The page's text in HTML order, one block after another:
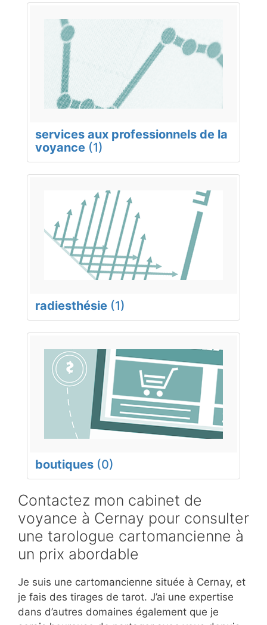
services aux professionnels de la
voyance (1)
radiesthésie (1)
boutiques (0)
Contactez mon cabinet de
voyance à Cernay pour consulter
une tarologue cartomancienne à
un prix abordable
Je suis une cartomancienne située à Cernay, et
je fais des tirages de tarot. J’ai une expertise
dans d’autres domaines également que je